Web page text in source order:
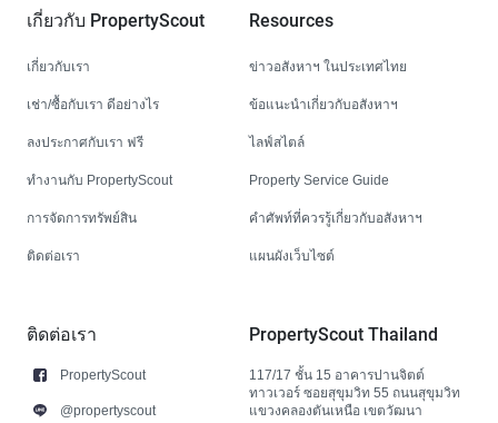
เกี่ยวกับ PropertyScout
เกี่ยวกับเรา
เช่า/ซื้อกับเรา ดีอย่างไร
ลงประกาศกับเรา ฟรี
ทำงานกับ PropertyScout
การจัดการทรัพย์สิน
ติดต่อเรา
Resources
ข่าวอสังหาฯ ในประเทศไทย
ข้อแนะนำเกี่ยวกับอสังหาฯ
ไลฟ์สไตล์
Property Service Guide
คำศัพท์ที่ควรรู้เกี่ยวกับอสังหาฯ
แผนผังเว็บไซต์
ติดต่อเรา
PropertyScout
@propertyscout
PropertyScout Thailand
117/17 ชั้น 15 อาคารปานจิตต์
ทาวเวอร์ ซอยสุขุมวิท 55 ถนนสุขุมวิท
แขวงคลองตันเหนือ เขตวัฒนา